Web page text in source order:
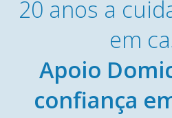
20 anos a
em
Apoio
confiança